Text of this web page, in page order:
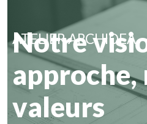
ATELIER ARCHIDEA
Notre
approche,
valeurs